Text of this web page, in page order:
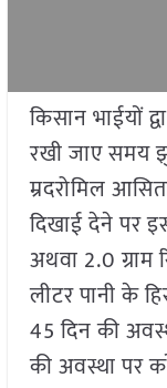
किसान भाईयों
रखी जाए समय
म्रदरोमिल
दिखाई देने पर
अथवा 2.0 ग्राम
लीटर पानी के
45 दिन की
की अवस्था पर